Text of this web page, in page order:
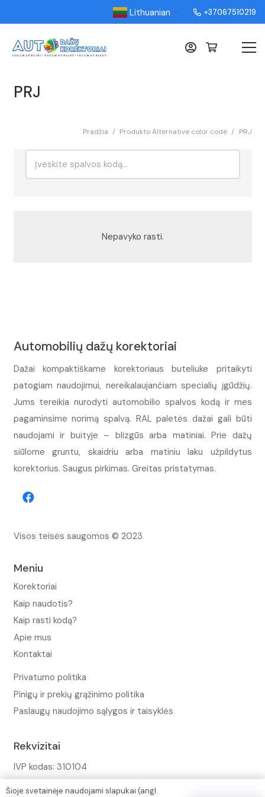
Lithuanian ▼ +37067510219
PRJ
Pradžia / Produkto Alternative color code / PRJ
Nepavyko rasti.
Automobilių dažų korektoriai
Dažai kompaktiškame korektoriaus buteliuke pritaikyti
patogiam naudojimui, nereikalaujančiam specialių įgūdžių.
Jums tereikia nurodyti automobilio spalvos kodą ir mes
pagaminsime norimą spalvą. RAL paletės dažai gali būti
naudojami ir buityje – blizgūs arba matiniai. Prie dažų
siūlome gruntu, skaidriu arba matiniu laku užpildytus
korektorius. Saugus pirkimas. Greitas pristatymas.
Visos teisės saugomos © 2023
Meniu
Korektoriai
Kaip naudotis?
Kaip rasti kodą?
Apie mus
Kontaktai
Privatumo politika
Pinigų ir prekių grąžinimo politika
Paslaugų naudojimo sąlygos ir taisyklės
Rekvizitai
IVP kodas: 310104
Šioje svetainėje naudojami slapukai (angl.